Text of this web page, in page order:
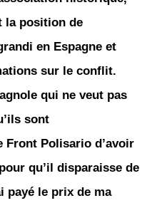
la position de
en Espagne et
sur le conflit.
qui ne veut pas
sont ».
Front Polisario d’avoir
qu’il disparaisse de
payé le prix de ma